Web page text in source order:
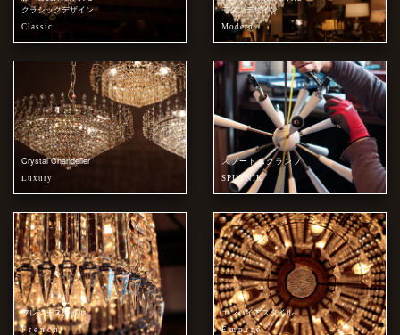
クラシックデザイン
Classic
モダンデザイン
Modern
Crystal Chandelier
Luxury
スプートニクランプ
SPUTNIK
フレンチスタイル
French
エンパイアスタイル
Empire